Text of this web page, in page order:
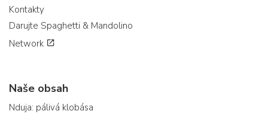
Kontakty
Darujte Spaghetti & Mandolino
Network
Naše obsah
Nduja: pálivá klobása